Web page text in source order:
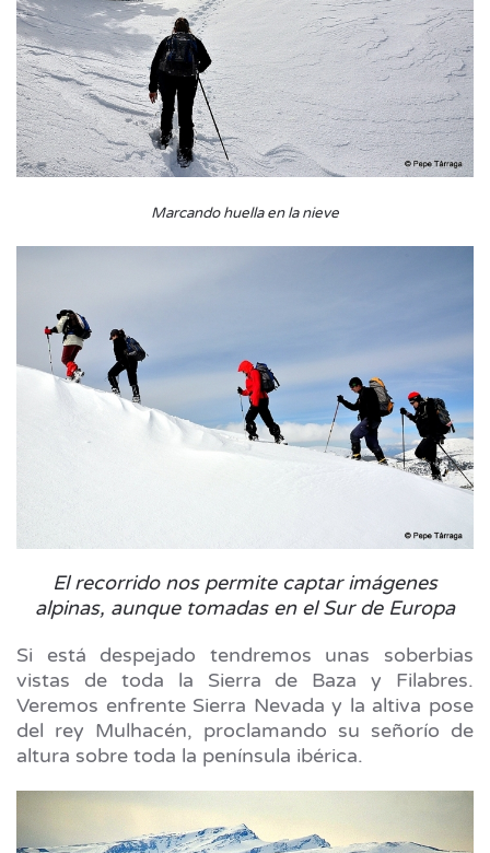
Marcando huella en la nieve
El recorrido nos permite captar imágenes
alpinas, aunque tomadas en el Sur de Europa
Si está despejado tendremos unas soberbias
vistas de toda la Sierra de Baza y Filabres.
Veremos enfrente Sierra Nevada y la altiva pose
del rey Mulhacén, proclamando su señorío de
altura sobre toda la península ibérica.